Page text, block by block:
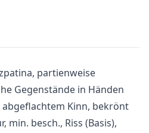
partienweise
Gegenstände in Händen
Kinn, bekrönt
min. besch., Riss (Basis),